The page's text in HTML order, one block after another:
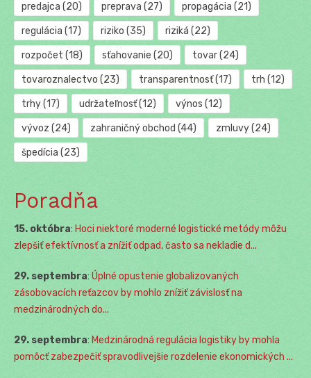
predajca (20) preprava (27) propagácia (21)
regulácia (17) riziko (35) riziká (22)
rozpočet (18) sťahovanie (20) tovar(24)
tovaroznalectvo (23) transparentnosť(17) trh (12)
trhy(17) udržateľnosť(12) výnos (12)
vývoz (24) zahraničný obchod (44) zmluvy(24)
špedícia (23)
Poradňa
15. októbra: Hoci niektoré moderné logistické metódy môžu
zlepšiť efektívnosť a znížiť odpad, často sa nekladie d...
29. septembra: Úplné opustenie globalizovaných
zásobovacích reťazcov by mohlo znížiť závislosť na
medzinárodných do...
29. septembra: Medzinárodná regulácia logistiky by mohla
pomôcť zabezpečiť spravodlivejšie rozdelenie ekonomických ...